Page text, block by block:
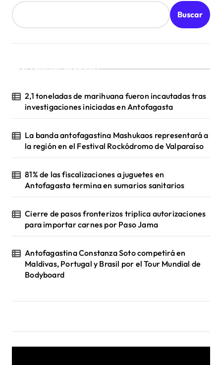
d
s
Buscar
¡Ultimas Noticias!
2,1 toneladas de marihuana fueron incautadas tras
investigaciones iniciadas en Antofagasta
La banda antofagastina Mashukaos representará a
la región en el Festival Rockódromo de Valparaíso
81% de las fiscalizaciones a juguetes en
Antofagasta termina en sumarios sanitarios
Cierre de pasos fronterizos triplica autorizaciones
para importar carnes por Paso Jama
Antofagastina Constanza Soto competirá en
Maldivas, Portugal y Brasil por el Tour Mundial de
Bodyboard